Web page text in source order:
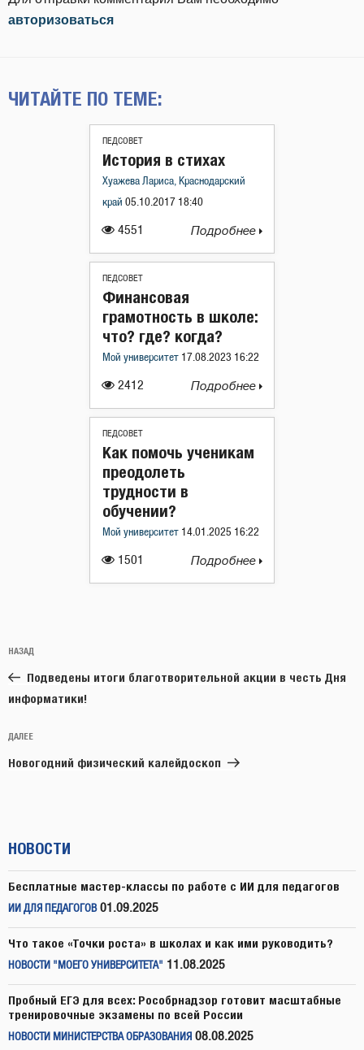
авторизоваться
ЧИТАЙТЕ ПО ТЕМЕ:
ПЕДСОВЕТ
4551
История в стихах
Хуажева Лариса, Краснодарский
край 05.10.2017 18:40
Подробнее
ПЕДСОВЕТ
2412
Финансовая
грамотность в школе:
что? где? когда?
Мой университет 17.08.2023 16:22
Подробнее
ПЕДСОВЕТ
1501
Как помочь ученикам
преодолеть
трудности в
обучении?
Мой университет 14.01.2025 16:22
Подробнее
по
записям
Предыдущая
запись:
НАЗАД
Подведены итоги благотворительной акции в честь Дня
информатики!
Следующая
запись
ДАЛЕЕ
Новогодний физический калейдоскоп
НОВОСТИ
Бесплатные мастер-классы по работе с ИИ для педагогов
ИИ ДЛЯ ПЕДАГОГОВ 01.09.2025
Что такое «Точки роста» в школах и как ими руководить?
НОВОСТИ "МОЕГО УНИВЕРСИТЕТА" 11.08.2025
Пробный ЕГЭ для всех: Рособрнадзор готовит масштабные
тренировочные экзамены по всей России
НОВОСТИ МИНИСТЕРСТВА ОБРАЗОВАНИЯ 08.08.2025